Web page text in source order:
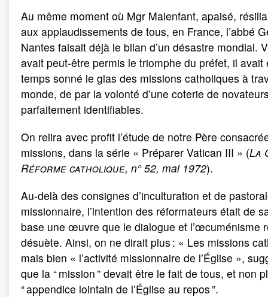
Au même moment où Mgr Malenfant, apaisé,
aux applaudissements de tous, en France, l’abbé
Nantes faisait déjà le bilan d’un désastre mondial.
avait peut-être permis le triomphe du préfet, il avait
temps sonné le glas des missions catholiques à
monde, de par la volonté d’une coterie de
parfaitement identifiables.
On relira avec profit l’étude de notre Père
missions, dans la série « Préparer Vatican III » (La
Réforme catholique, n° 52, mai 1972).
Au-delà des consignes d’inculturation et de
missionnaire, l’intention des réformateurs était de
base une œuvre que le dialogue et l’œcuménisme
désuète. Ainsi, on ne dirait plus : « Les missions
mais bien « l’activité missionnaire de l’Église »,
que la “ mission ” devait être le fait de tous, et non
“ appendice lointain de l’Église au repos ”.